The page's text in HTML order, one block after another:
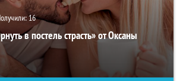
16
в постель страсть» от Оксаны